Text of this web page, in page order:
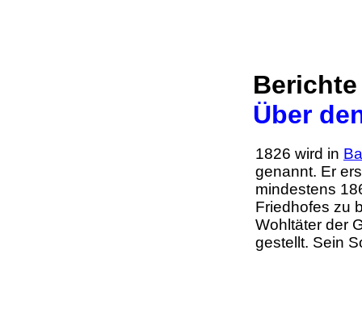
Über
1826 wird in
genannt. Er
mindestens
Friedhofes zu
Wohltäter der
gestellt. Sein